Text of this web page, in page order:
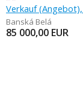
Verkauf
Banská Belá
85 000,00 EUR